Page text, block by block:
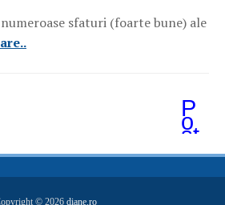
sfaturi (foarte bune) ale
P
o
st
ăr
i
m
© 2026 diane.ro